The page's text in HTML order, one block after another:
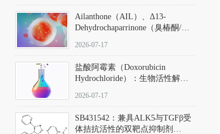
Ailanthone（AIL）、Δ13-
Dehydrochaparrinone（臭椿酮/臭
DKM货号 D806885
2026-07-17
盐酸阿霉素（Doxorubicin
Hydrochloride）：生物活性解
范
2026-07-17
SB431542：兼具ALK5与TGFβ受
体拮抗活性的双靶点抑制剂